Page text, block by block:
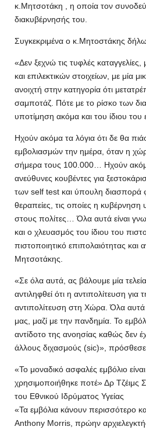
κ.Μητσοτάκη , η οποία τον
διακυβέρνησής του.
Συγκεκριμένα ο κ.Μητοστάκης
«Δεν ξεχνώ τις τυφλές καταγγελίες,
και επιλεκτικών στοιχείων, με μία
ανοιχτή στην κατηγορία ότι
σαμποτάζ. Πότε με το ρίσκο των
υποτίμηση ακόμα και του ίδιου του
Ηχούν ακόμα τα λόγια ότι δε θα
εμβολιασμών την ημέρα, όταν η
σήμερα τους 100.000… Ηχούν
ανεύθυνες κουβέντες για
των self test και ύπουλη διασπορά
θεραπείες, τις οποίες η κυβέρνηση
στους πολίτες… Όλα αυτά είναι
και ο χλευασμός του ίδιου του
πιστοποιητικό επιπολαιότητας και
Μητσοτάκης.
«Σε όλα αυτά, ας βάλουμε μία
αντιληφθεί ότι η αντιπολίτευση για
αντιπολίτευση στη Χώρα. Όλα
μας, μαζί με την πανδημία. Το
αντίδοτο της ανοησίας καθώς δεν
άλλους διχασμούς (sic)», πρόσθεσε.
«Το μοναδικό ασφαλές εμβόλιο
χρησιμοποιήθηκε ποτέ» Δρ Τζέιμς
του Εθνικού Ιδρύματος Υγείας
«Τα εμβόλια κάνουν περισσότερο
Anthony Morris, πρώην